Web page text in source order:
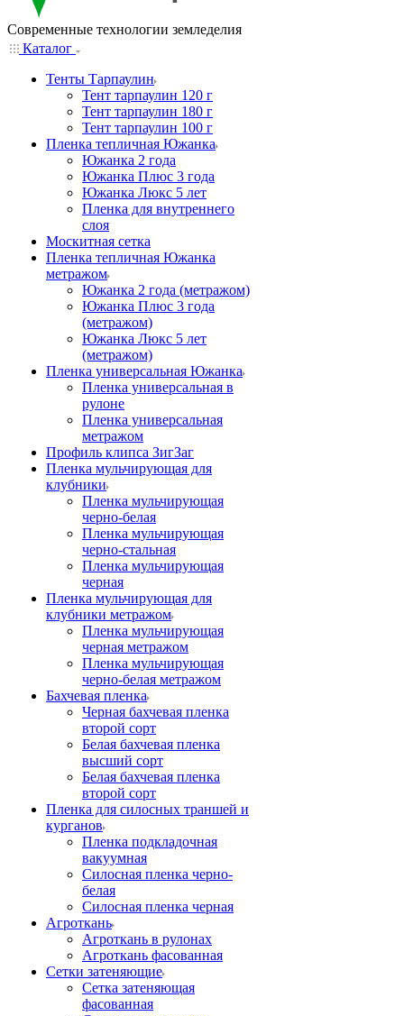
Современные технологии земледелия
Каталог
Тенты Тарпаулин
Тент тарпаулин 120 г
Тент тарпаулин 180 г
Тент тарпаулин 100 г
Пленка тепличная Южанка
Южанка 2 года
Южанка Плюс 3 года
Южанка Люкс 5 лет
Пленка для внутреннего
слоя
Москитная сетка
Пленка тепличная Южанка
метражом
Южанка 2 года (метражом)
Южанка Плюс 3 года
(метражом)
Южанка Люкс 5 лет
(метражом)
Пленка универсальная Южанка
Пленка универсальная в
рулоне
Пленка универсальная
метражом
Профиль клипса ЗигЗаг
Пленка мульчирующая для
клубники
Пленка мульчирующая
черно-белая
Пленка мульчирующая
черно-стальная
Пленка мульчирующая
черная
Пленка мульчирующая для
клубники метражом
Пленка мульчирующая
черная метражом
Пленка мульчирующая
черно-белая метражом
Бахчевая пленка
Черная бахчевая пленка
второй сорт
Белая бахчевая пленка
высший сорт
Белая бахчевая пленка
второй сорт
Пленка для силосных траншей и
курганов
Пленка подкладочная
вакуумная
Силосная пленка черно-
белая
Силосная пленка черная
Агроткань
Агроткань в рулонах
Агроткань фасованная
Сетки затеняющие
Сетка затеняющая
фасованная